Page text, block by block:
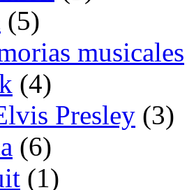
(5)
musicales
(4)
Presley (3)
(6)
(1)